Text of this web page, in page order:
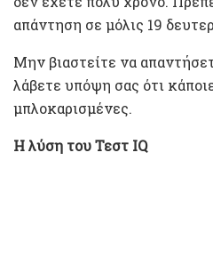
απάντηση σε μόλις 19
Μην βιαστείτε να
λάβετε υπόψη σας ότι
μπλοκαρισμένες.
Η λύση του Τεστ IQ